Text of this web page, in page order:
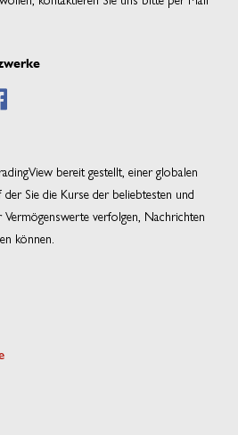
bereit gestellt, einer globalen
Sie die Kurse der beliebtesten und
Vermögenswerte verfolgen, Nachrichten
können.